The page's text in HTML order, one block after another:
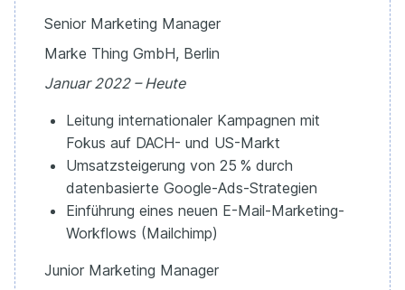
Senior Marketing Manager
Marke Thing GmbH, Berlin
Januar 2022 – Heute
Leitung internationaler Kampagnen mit
Fokus auf DACH- und US-Markt
Umsatzsteigerung von 25 % durch
datenbasierte Google-Ads-Strategien
Einführung eines neuen E-Mail-Marketing-
Workflows (Mailchimp)
Junior Marketing Manager